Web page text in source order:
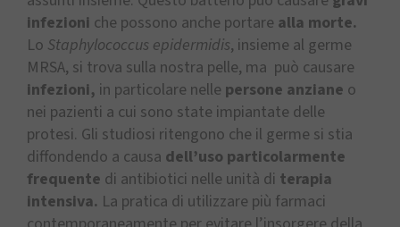
infezioni che possono anche portare alla morte.
Lo Staphylococcus epidermidis, insieme al germe
MRSA, si trova sulla nostra pelle, ma può causare
infezioni, in particolare nelle persone anziane o
nei pazienti a cui sono state impiantate delle
protesi. Gli studiosi ritengono che il germe si stia
diffondendo a causa dell’uso particolarmente
frequente di antibiotici nelle unità di terapia
intensiva. La pratica di utilizzare più farmaci